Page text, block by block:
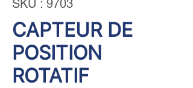
SKU : 9703
CAPTEUR DE
POSITION
ROTATIF